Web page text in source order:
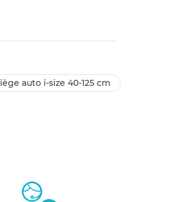
siège auto i-size 40-125 cm